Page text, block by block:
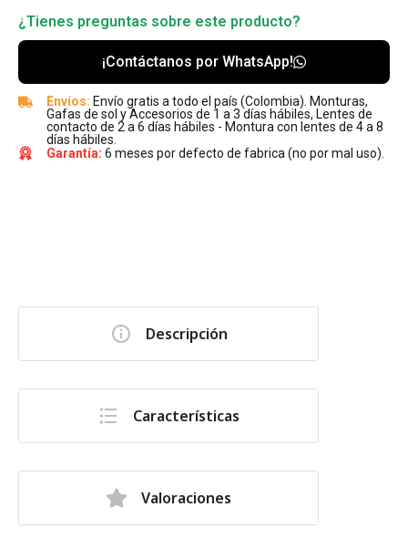
¿Tienes preguntas sobre este producto?
¡Contáctanos por WhatsApp!
Envíos: Envío gratis a todo el país (Colombia). Monturas,
Gafas de sol y Accesorios de 1 a 3 días hábiles, Lentes de
contacto de 2 a 6 días hábiles - Montura con lentes de 4 a 8
días hábiles.
Garantía: 6 meses por defecto de fabrica (no por mal uso).
Descripción
Características
Valoraciones